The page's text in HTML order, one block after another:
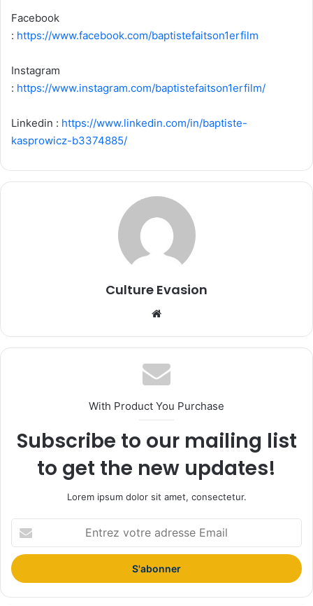
Facebook
: https://www.facebook.com/baptistefaitson1erfilm
Instagram
: https://www.instagram.com/baptistefaitson1erfilm/
Linkedin : https://www.linkedin.com/in/baptiste-
kasprowicz-b3374885/
Culture Evasion
te
With Product You Purchase
Subscribe to our mailing list
to get the new updates!
Lorem ipsum dolor sit amet, consectetur.
r
z